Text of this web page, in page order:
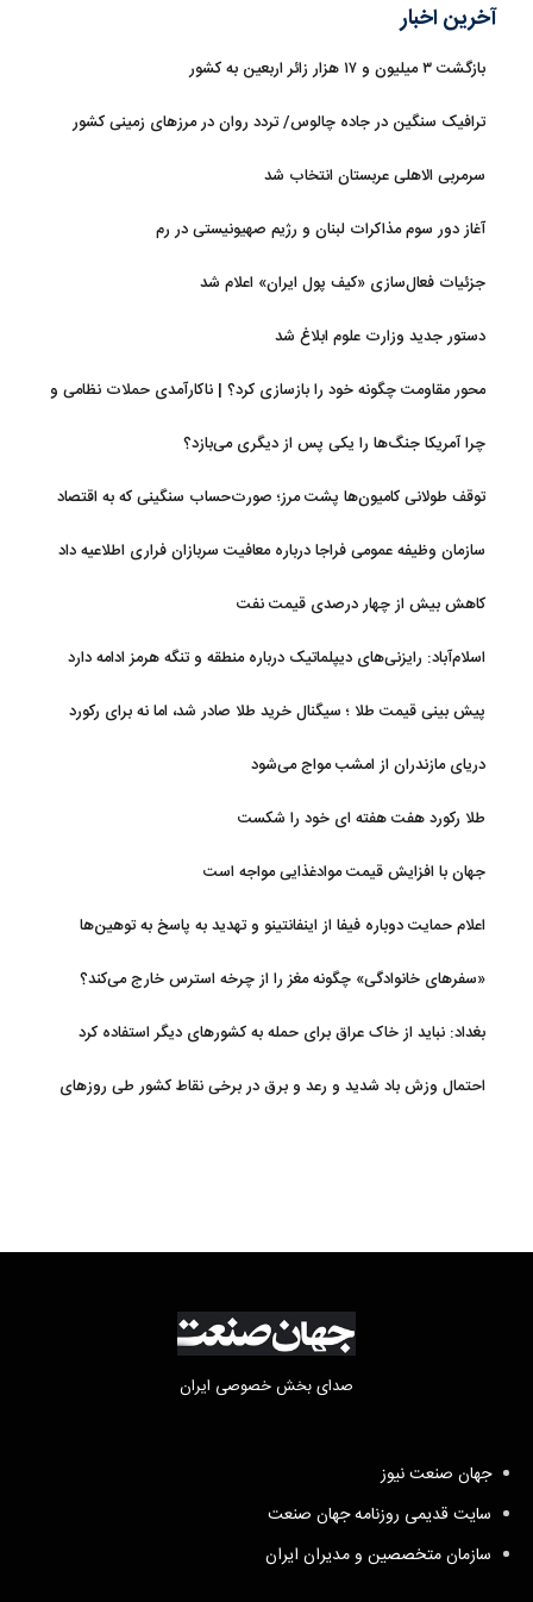
آخرین اخبار
بازگشت ۳ میلیون و ۱۷ هزار زائر اربعین به کشور
ترافیک سنگین در جاده چالوس/ تردد روان در مرزهای زمینی کشور
سرمربی الاهلی عربستان انتخاب شد
آغاز دور سوم مذاکرات لبنان و رژیم صهیونیستی در رم
جزئیات فعال‌سازی «کیف پول ایران» اعلام شد
دستور جدید وزارت علوم ابلاغ شد
محور مقاومت چگونه خود را بازسازی کرد؟ | ناکارآمدی حملات نظامی و
چرا آمریکا جنگ‌ها را یکی پس از دیگری می‌بازد؟
توقف طولانی کامیون‌ها پشت مرز؛ صورت‌حساب سنگینی که به اقتصاد
سازمان وظیفه عمومی فراجا درباره معافیت سربازان فراری اطلاعیه داد
کاهش بیش از چهار درصدی قیمت نفت
اسلام‌آباد: رایزنی‌های دیپلماتیک درباره منطقه و تنگه هرمز ادامه دارد
پیش بینی قیمت طلا ؛ سیگنال خرید طلا صادر شد، اما نه برای رکورد
دریای مازندران از امشب مواج می‌شود
طلا رکورد هفت هفته ای خود را شکست
جهان با افزایش قیمت موادغذایی مواجه است
اعلام حمایت دوباره فیفا از اینفانتینو و تهدید به پاسخ به توهین‌ها
«سفرهای خانوادگی» چگونه مغز را از چرخه استرس خارج می‌کند؟
بغداد: نباید از خاک عراق برای حمله به کشورهای دیگر استفاده کرد
احتمال وزش باد شدید و رعد و برق در برخی نقاط کشور طی روزهای
صدای بخش خصوصی ایران
جهان صنعت نیوز
سایت قدیمی روزنامه جهان صنعت
سازمان متخصصین و مدیران ایران